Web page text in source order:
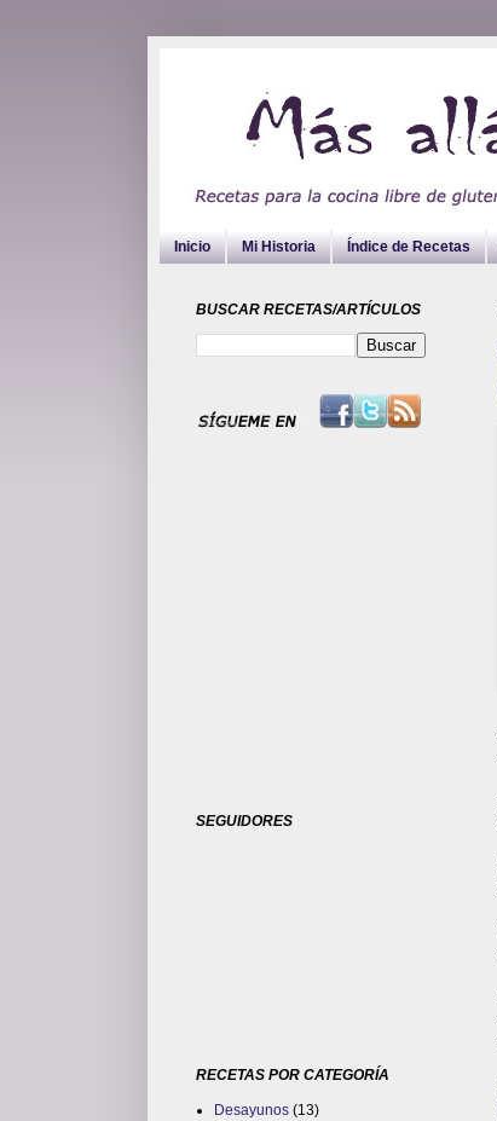
Inicio Mi Historia Índice de Recetas
BUSCAR RECETAS/ARTÍCULOS
SEGUIDORES
RECETAS POR CATEGORÍA
Desayunos (13)